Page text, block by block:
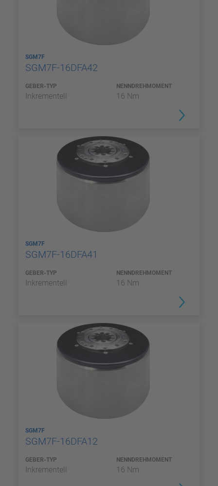
SGM7F
SGM7F-16DFA42
GEBER-TYP
Inkrementell
NENNDREHMOMENT
16 Nm
SGM7F
SGM7F-16DFA41
GEBER-TYP
Inkrementell
NENNDREHMOMENT
16 Nm
SGM7F
SGM7F-16DFA12
GEBER-TYP
Inkrementell
NENNDREHMOMENT
16 Nm